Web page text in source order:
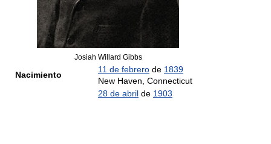
Josiah Willard Gibbs
Nacimiento
11 de febrero de 1839
New Haven, Connecticut
28 de abril de 1903